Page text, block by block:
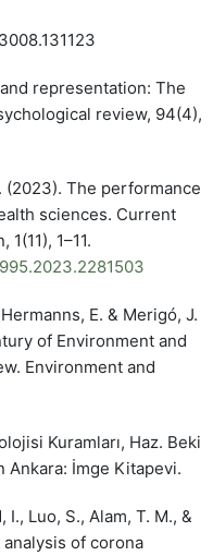
representation: The
review, 94(4),
(2023). The performance
sciences. Current
1–11.
E. & Merigó, J.
of Environment and
Environment and
Kuramları, Haz. Bekir
Ankara: İmge Kitapevi.
I., Luo, S., Alam, T. M., &
of corona